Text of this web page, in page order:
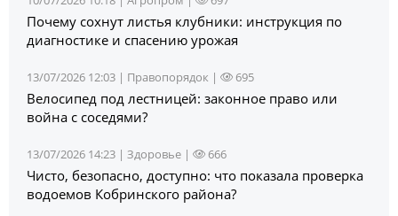
Почему сохнут листья клубники: инструкция по
диагностике и спасению урожая
13/07/2026 12:03 | Правопорядок | 695
Велосипед под лестницей: законное право или
война с соседями?
13/07/2026 14:23 | Здоровье | 666
Чисто, безопасно, доступно: что показала проверка
водоемов Кобринского района?